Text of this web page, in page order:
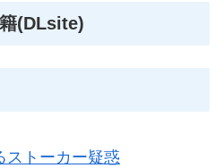
(DLsite)
ストーカー疑惑